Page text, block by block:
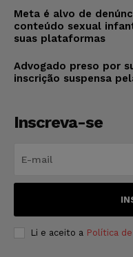
Meta é alvo de
conteúdo sexual
suas plataformas
Advogado preso por
inscrição suspensa
Inscreva-se
Li e aceito a Política